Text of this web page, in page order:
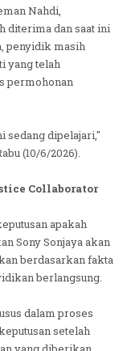
Nahdi,
diterima dan saat ini
penyidik masih
yang telah
permohonan
sedang dipelajari,"
(10/6/2026).
Collaborator
apakah
Sony Sonjaya akan
berdasarkan fakta
berlangsung.
dalam proses
setelah